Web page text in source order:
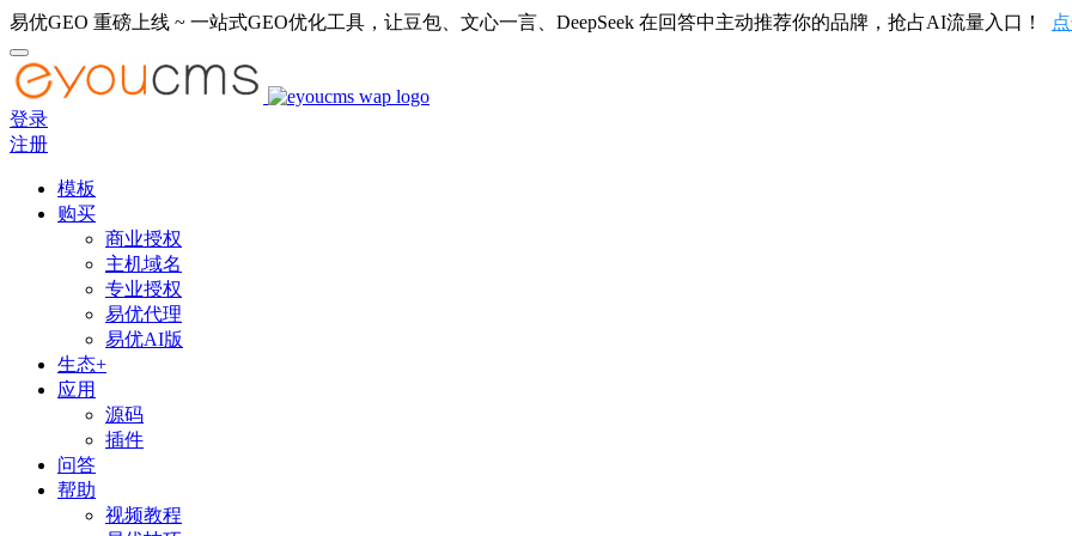
易优GEO 重磅上线 ~ 一站式GEO优化工具，让豆包、文心一言、DeepSeek 在回答中主动推荐你的品牌，抢占AI流量入口！
登录
注册
模板
购买
商业授权
主机域名
专业授权
易优代理
易优AI版
生态+
应用
源码
插件
问答
帮助
视频教程